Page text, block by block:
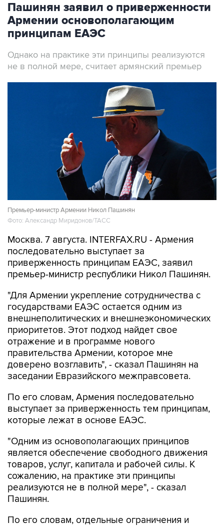
Пашинян заявил о приверженности
Армении основополагающим
принципам ЕАЭС
Однако на практике эти принципы реализуются
не в полной мере, считает армянский премьер
Премьер-министр Армении Никол Пашинян
Фото: Александр Миридонов/ТАСС
Москва. 7 августа. INTERFAX.RU - Армения
последовательно выступает за
приверженность принципам ЕАЭС, заявил
премьер-министр республики Никол Пашинян.
"Для Армении укрепление сотрудничества с
государствами ЕАЭС остается одним из
внешнеполитических и внешнеэкономических
приоритетов. Этот подход найдет свое
отражение и в программе нового
правительства Армении, которое мне
доверено возглавить", - сказал Пашинян на
заседании Евразийского межправсовета.
По его словам, Армения последовательно
выступает за приверженность тем принципам,
которые лежат в основе ЕАЭС.
"Одним из основополагающих принципов
является обеспечение свободного движения
товаров, услуг, капитала и рабочей силы. К
сожалению, на практике эти принципы
реализуются не в полной мере", - сказал
Пашинян.
По его словам, отдельные ограничения и